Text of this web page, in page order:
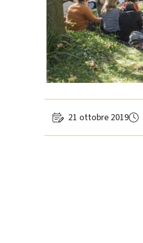
21 ottobre 2019